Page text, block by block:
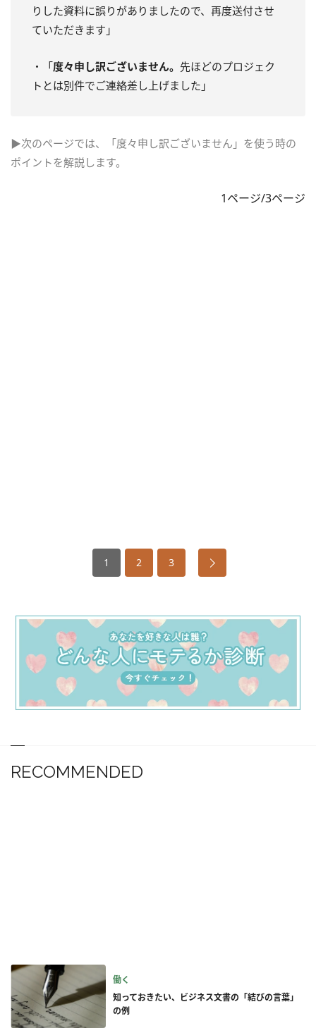
りした資料に誤りがありましたので、再度送付させ
ていただきます」
・「度々申し訳ございません。 先ほどのプロジェク
トとは別件でご連絡差し上げました」
▶次のページでは、「度々申し訳ございません」を使う時の
ポイントを解説します。
1ページ/3ページ
1 2 3
RECOMMENDED
働く
知っておきたい、ビジネス文書の「結びの言葉」
の例